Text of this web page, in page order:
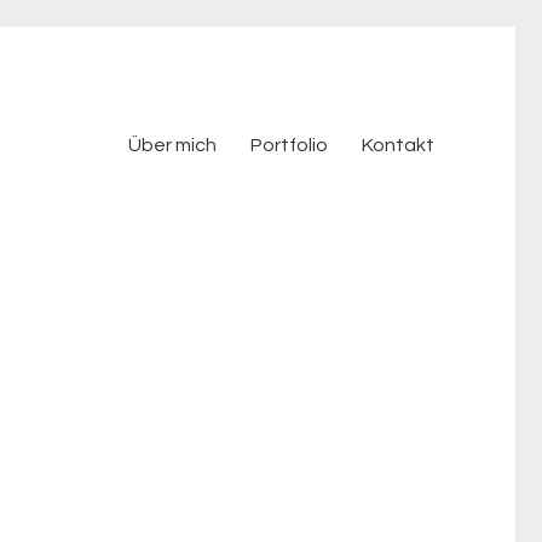
Über mich Portfolio Kontakt